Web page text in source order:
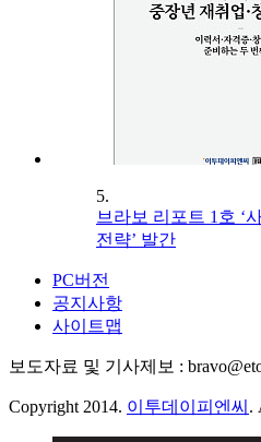
5.
브라보 리포트 1호 ‘
전략’ 발간
PC버전
공지사항
사이트맵
보도자료 및 기사제보 :
Copyright 2014. 이투데이피엔씨 .